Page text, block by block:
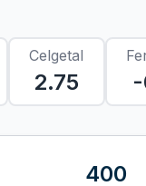
Celgetal
2.75
400